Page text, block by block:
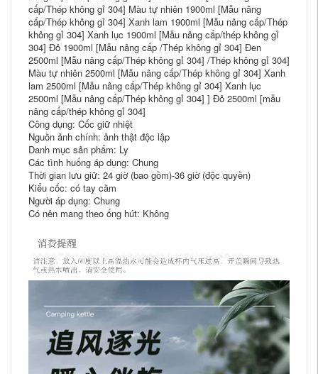
cấp/Thép không gỉ 304] Màu tự nhiên 1900ml [Mẫu nâng
cấp/Thép không gỉ 304] Xanh lam 1900ml [Mẫu nâng cấp/Thép
không gỉ 304] Xanh lục 1900ml [Mẫu nâng cấp/thép không gỉ
304] Đỏ 1900ml [Mẫu nâng cấp /Thép không gỉ 304] Đen
2500ml [Mẫu nâng cấp/Thép không gỉ 304] /Thép không gỉ 304]
Màu tự nhiên 2500ml [Mẫu nâng cấp/Thép không gỉ 304] Xanh
lam 2500ml [Mẫu nâng cấp/Thép không gỉ 304] Xanh lục
2500ml [Mẫu nâng cấp/Thép không gỉ 304] ] Đỏ 2500ml [mẫu
nâng cấp/thép không gỉ 304]
Công dụng: Cốc giữ nhiệt
Nguồn ảnh chính: ảnh thật độc lập
Danh mục sản phẩm: Ly
Các tình huống áp dụng: Chung
Thời gian lưu giữ: 24 giờ (bao gồm)-36 giờ (độc quyền)
Kiểu cốc: có tay cầm
Người áp dụng: Chung
Có nên mang theo ống hút: Không